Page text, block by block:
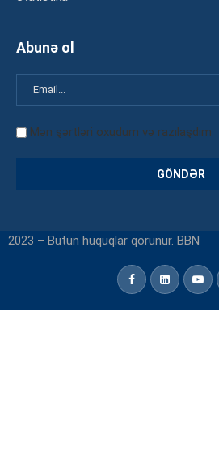
Abunə ol
Mən şərtləri oxudum və razılaşdım
2023 – Bütün hüquqlar qorunur. BBN